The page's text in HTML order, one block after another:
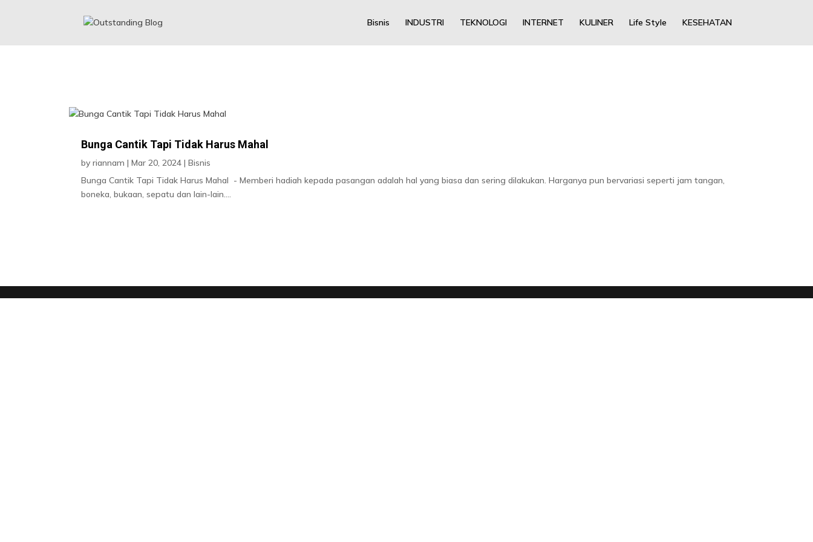
Bisnis INDUSTRI TEKNOLOGI INTERNET KULINER Life Style KESEHATAN
Bunga Cantik Tapi Tidak Harus Mahal
byriannam |Mar 20, 2024 |Bisnis
Bunga Cantik Tapi Tidak Harus Mahal - Memberi hadiah kepada pasangan adalah hal yang biasa dan sering dilakukan. Harganya pun bervariasi seperti jam tangan,
boneka, bukaan, sepatu dan lain-lain....